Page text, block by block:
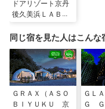
ドアリゾート京丹
後久美浜ＬＡＢＯ
同じ宿を見た人はこんな
ＧＲＡＸ（ＡＳＯ
ＢＩＹＵＫＵ 京
ＧＬ
Ｇ